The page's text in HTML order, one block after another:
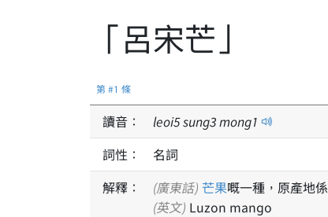
「呂宋芒」
第 #1 條
讀音： leoi5sung3mong1
詞性：
名詞
解釋：
(廣東話) 芒果嘅一種，原產地係
(英文) Luzon mango